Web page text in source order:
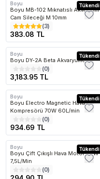
Tükendi
Boyu
Boyu MB-102 Mıknatıslı Akvaryum
Cam Sileceği M 10mm
(3)
383.08 TL
Kargo Bedava Tükendi
Boyu
Boyu DY-2A Beta Akvaryumu
(0)
3,183.95 TL
Kargo Bedava Tükendi
Boyu
Boyu Electro Magnetic Hava
Kompresörü 70W 60L/min
(0)
934.69 TL
Tükendi
Boyu
Boyu Çift Çıkışlı Hava Motoru 6W
7,5L/Min
(0)